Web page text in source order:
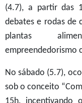
(4.7), a partir das
debates e rodas de
plantas
empreendedorismo
No sábado (5.7),
sob o conceito